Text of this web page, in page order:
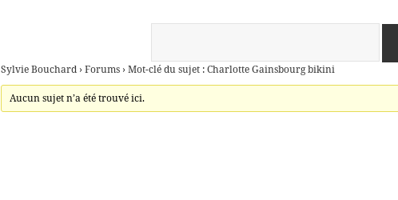
Sylvie Bouchard ›Forums ›Mot-clé du sujet : Charlotte Gainsbourg bikini
Aucun sujet n’a été trouvé ici.